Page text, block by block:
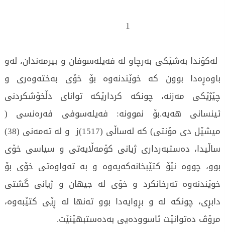
لەکۆندا بەشێکی بەرچاو لە فەیلەسوفان و بیرمەندان، لەو
باوەڕەدا بوون کە خوێندنەوە بۆ خۆی بەختەوەری و
چێژێکی مەزنە، چونکە کردارێکە توانای دڵخۆشکردنی
ئینسانی هەیە.بۆ نموونە: فەیلەسوفی فەرەنسی (
میشێل دی مۆنتی) کە لەساڵی (1517)ز و لە تەمەنی (38)
ساڵیدا، دەستبەرداری ژیانی کۆمەڵایەتی و سیاسی خۆی
بوو، چووە نێۆ کتێبخانەکەیەوە و بە تەواوەتی خۆی بۆ
خوێندنەوە تەرخانکرد و خۆی لە جیهان و ژیانی گشتی
دابڕی، چونکە لە و بڕوایەدا بوو تەنها لە ڕێی کتێبەوە،
مرۆڤ دەتوانێت ئاسوودەیی بەدەستبهێنێت.